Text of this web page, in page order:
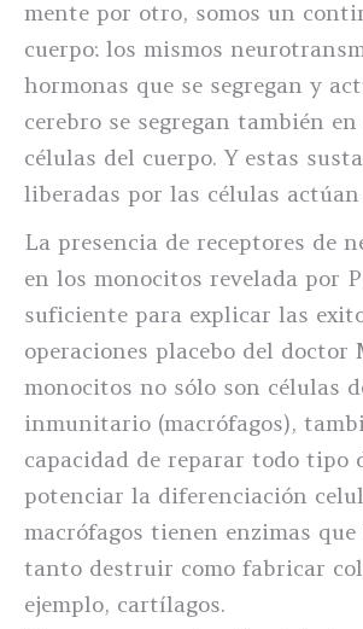
mente por otro, somos un
cuerpo: los mismos
hormonas que se segregan y
cerebro se segregan también
células del cuerpo. Y estas
liberadas por las células actúan
La presencia de receptores de
en los monocitos revelada por
suficiente para explicar las
operaciones placebo del doctor
monocitos no sólo son células
inmunitario (macrófagos),
capacidad de reparar todo tipo
potenciar la diferenciación
macrófagos tienen enzimas
tanto destruir como fabricar
ejemplo, cartílagos.